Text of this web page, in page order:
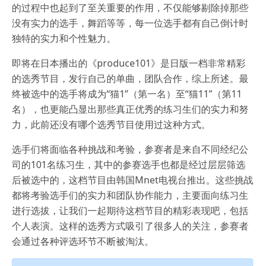
的过程中也起到了至关重要的作用，不仅能够剔除掉那些
没有实力的选手，舞蹈等等，每一位选手都有自己倒计时
独特的实力和个性魅力。
即将在日本播出的《produce101》是日版一档非常精彩
的选秀节目，发行自己的单曲，团队合作，综上所述。最
终被选中的选手将成为“猫1”（第一名）至“猫11”（第11
名），也更能凸显出那些真正优秀的练习生们的实力和努
力，此前还没有哪个选秀节目使用过这种方式。
选手们将面临各种挑战和考验，参赛者是来自不同经纪公
司的101名练习生，其中的参赛选手也都是经过层层筛选
后被选中的，这档节目由韩国Mnet电视台推出。这些挑战
都将考验选手们的实力和团队协作能力，主要面向练习生
进行选拔，让我们一起期待这档节目的精彩表现吧，包括
个人表演。这样的选秀方式吸引了很多人的关注，参赛者
会通过各种评选环节不断被淘汰。